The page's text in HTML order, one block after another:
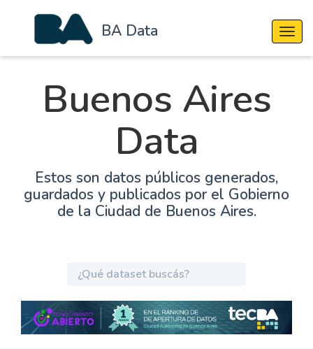
BA Data
Buenos Aires
Data
Estos son datos públicos generados,
guardados y publicados por el Gobierno
de la Ciudad de Buenos Aires.